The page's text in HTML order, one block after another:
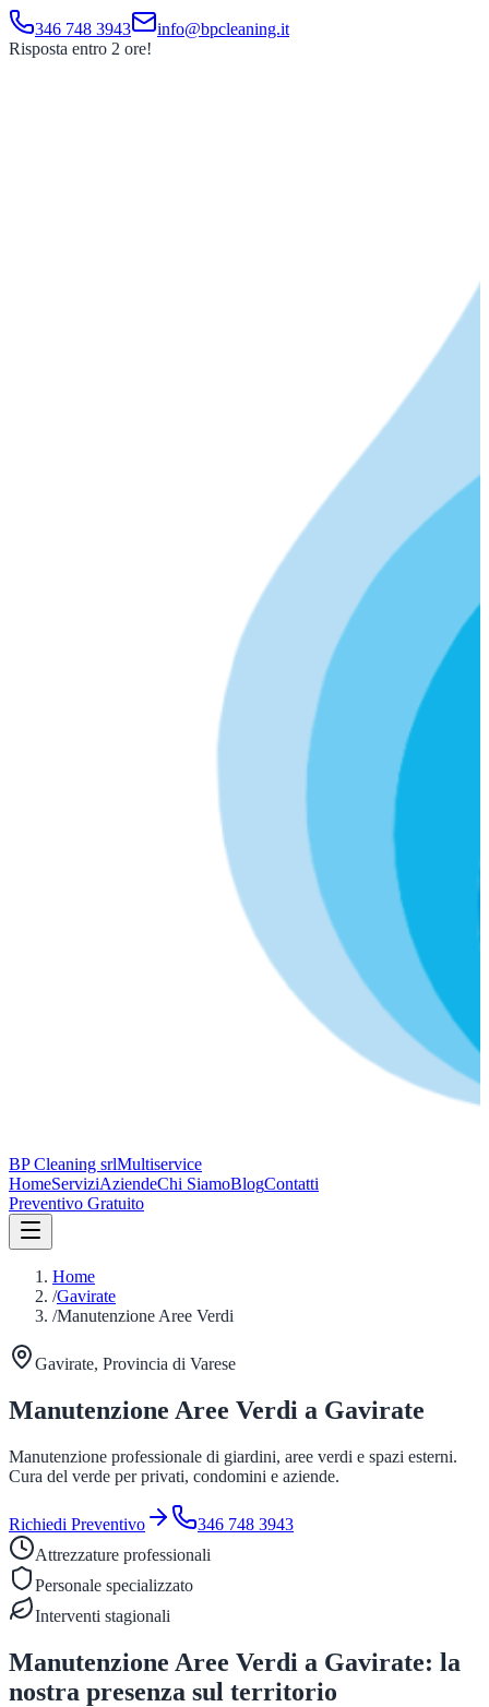
346 748 3943
info@bpcleaning.it
Risposta entro 2 ore!
BP Cleaning srlMultiservice
HomeServiziAziendeChi SiamoBlogContatti
Preventivo Gratuito
Home
/Gavirate
/Manutenzione Aree Verdi
Gavirate, Provincia di Varese
Manutenzione Aree Verdi a Gavirate
Manutenzione professionale di giardini, aree verdi e spazi esterni.
Cura del verde per privati, condomini e aziende.
Richiedi Preventivo
346 748 3943
Attrezzature professionali
Personale specializzato
Interventi stagionali
Manutenzione Aree Verdi a Gavirate: la
nostra presenza sul territorio